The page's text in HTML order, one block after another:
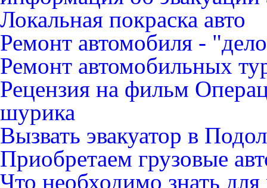
Локальная покраска авто
Ремонт автомобиля -
Ремонт автомобильных
Рецензия на фильм
шурика
Вызвать эвакуатор в
Приобретаем грузовые
Что необходимо знать